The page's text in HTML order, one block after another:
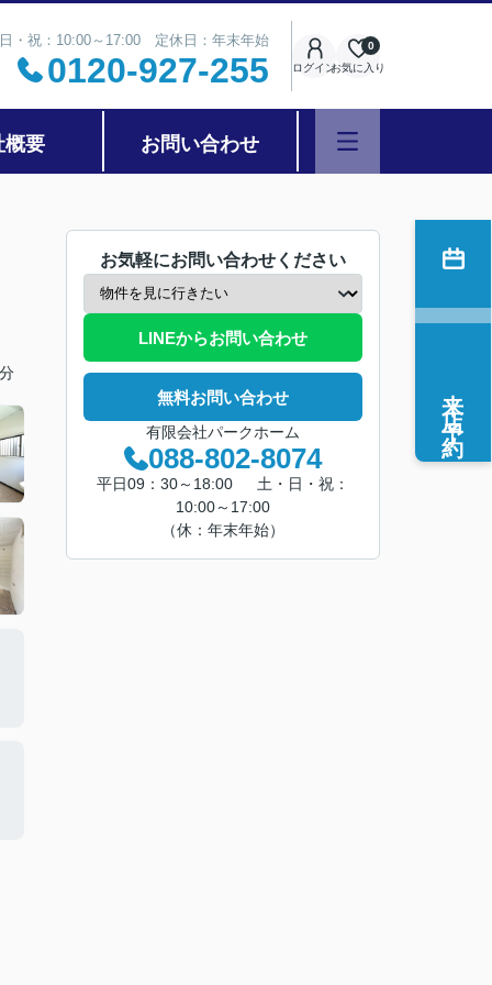
・祝：10:00～17:00 定休日：年末年始
0120-927-255 ログインお気に入り
0
概要 お問い合わせ
お気軽にお問い合わせください
LINEからお問い合わせ
無料お問い合わせ
有限会社パークホーム
088-802-8074
平日09：30～18:00 土・日・祝：
10:00～17:00
（休：年末年始）
来店予約